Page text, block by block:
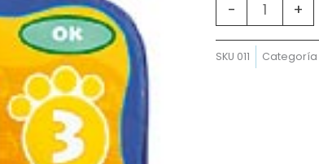
-
interactivo
cantidad
+
SKU 011 Categoría